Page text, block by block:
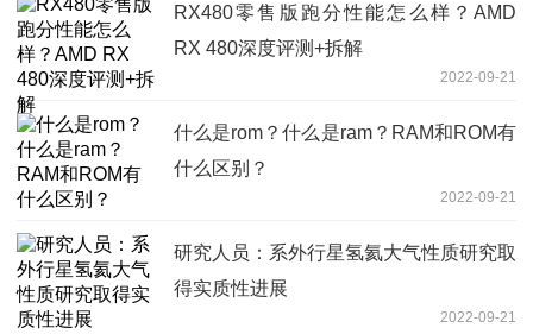
RX480零售版跑分性能怎么样？AMD
RX 480深度评测+拆解
2022-09-21
什么是rom？什么是ram？RAM和ROM有
什么区别？
2022-09-21
研究人员：系外行星氢氦大气性质研究取
得实质性进展
2022-09-21